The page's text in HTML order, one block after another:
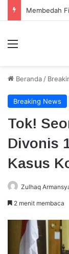
Menu
Beranda /
Breaking News
Tok!
Divonis
Kasus
Zulhaq
2 menit membaca